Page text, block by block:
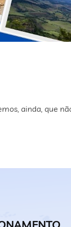
ainda, que